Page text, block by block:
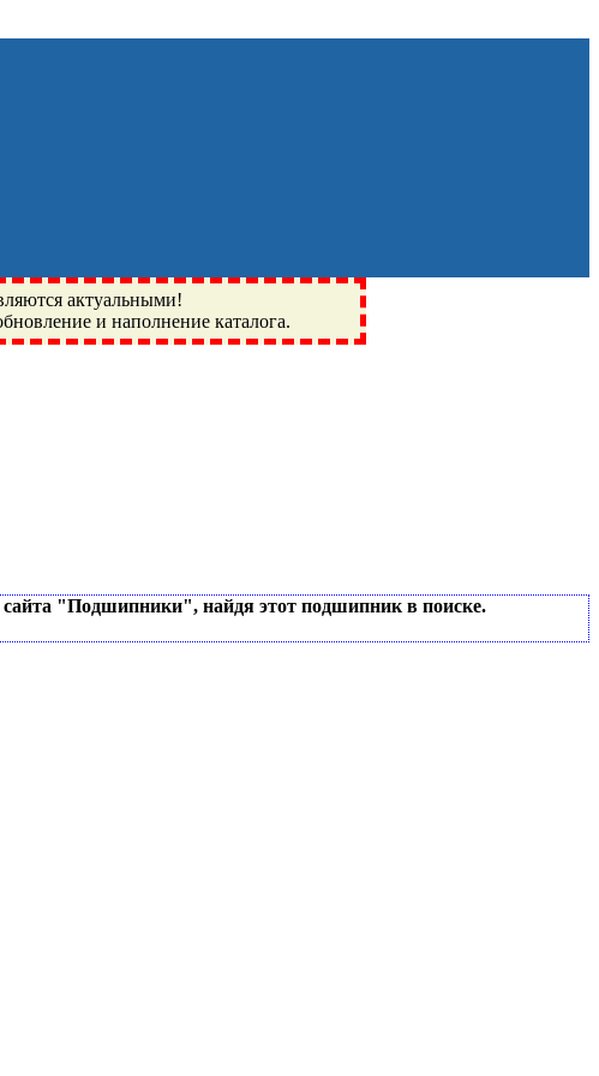
актуальными!
и наполнение каталога.
Монино, Ивантеевка, подшипники, пневматика, метизы,
DPI, BSN, SPZ, РФ, BMZ, ХАРП, CX, РОЛТОМ, APZ, FBJ, KYK,
"Подшипники", найдя этот подшипник в поиске.